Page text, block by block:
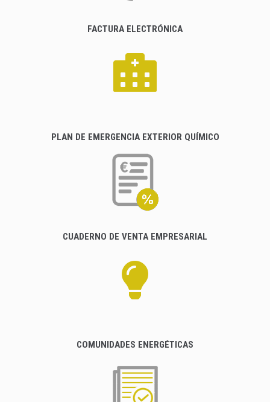
FACTURA ELECTRÓNICA
PLAN DE EMERGENCIA EXTERIOR QUÍMICO
CUADERNO DE VENTA EMPRESARIAL
COMUNIDADES ENERGÉTICAS